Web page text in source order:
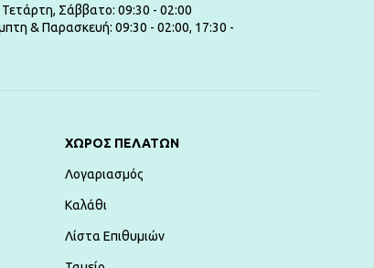
Σάββατο: 09:30 - 02:00
& Παρασκευή: 09:30 - 02:00, 17:30 -
ΧΏΡΟΣ ΠΕΛΑΤΏΝ
Λογαριασμός
Καλάθι
Λίστα Επιθυμιών